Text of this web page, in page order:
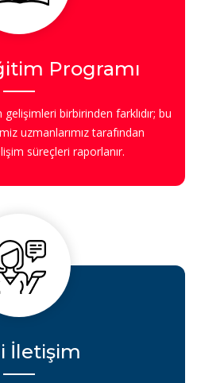
Programı
birbirinden farklıdır; bu
uzmanlarımız tarafından
süreçleri raporlanır.
İletişim